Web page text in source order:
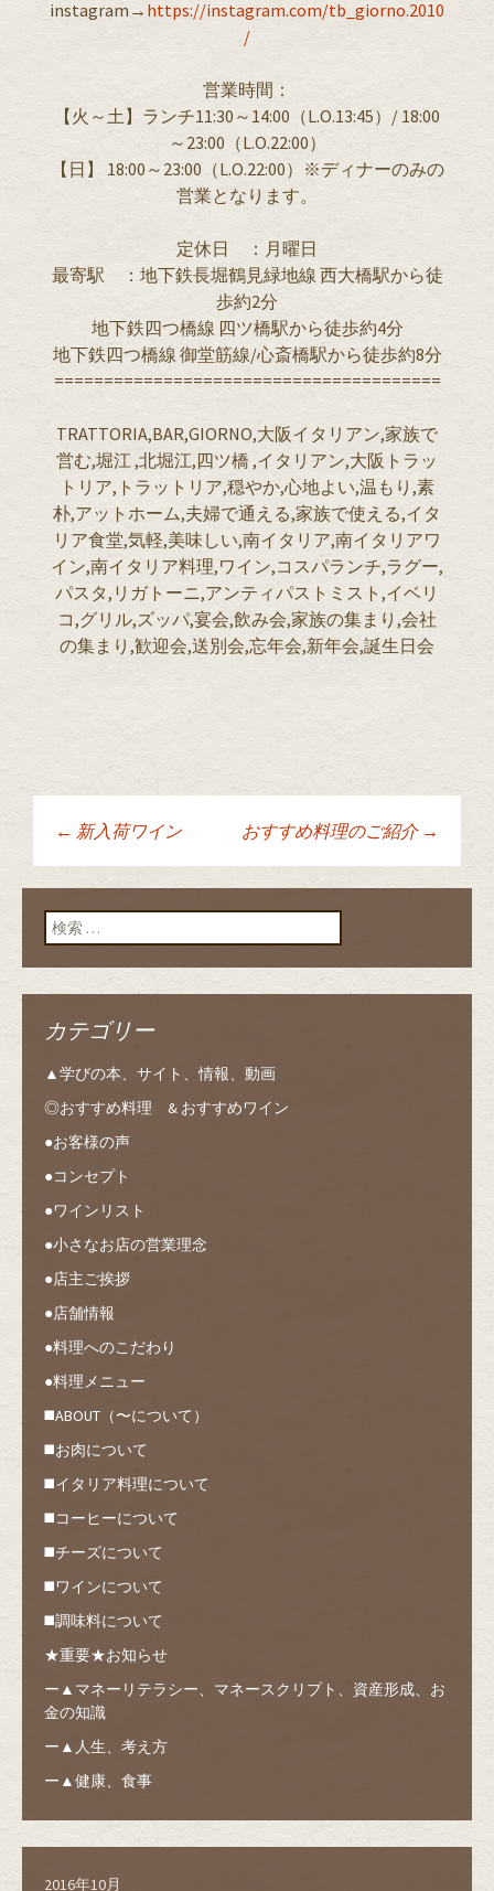
instagram→ https://instagram.com/tb_giorno.2010
/
営業時間：
【火～土】ランチ11:30～14:00（L.O.13:45）/ 18:00
～23:00（L.O.22:00）
【日】 18:00～23:00（L.O.22:00）※ディナーのみの
営業となります。
定休日 ：月曜日
最寄駅 ：地下鉄長堀鶴見緑地線 西大橋駅から徒
歩約2分
地下鉄四つ橋線 四ツ橋駅から徒歩約4分
地下鉄四つ橋線 御堂筋線/心斎橋駅から徒歩約8分
=======================================
TRATTORIA,BAR,GIORNO,大阪イタリアン,家族で
営む,堀江 ,北堀江,四ツ橋 ,イタリアン,大阪トラッ
トリア,トラットリア,穏やか,心地よい,温もり,素
朴,アットホーム,夫婦で通える,家族で使える,イタ
リア食堂,気軽,美味しい,南イタリア,南イタリアワ
イン,南イタリア料理,ワイン,コスパランチ,ラグー,
パスタ,リガトーニ,アンティパストミスト,イベリ
コ,グリル,ズッパ,宴会,飲み会,家族の集まり,会社
の集まり,歓迎会,送別会,忘年会,新年会,誕生日会
投稿ナビゲーショ
ン
← 新入荷ワイン おすすめ料理のご紹介 →
検索:
カテゴリー
▲学びの本、サイト、情報、動画
◎おすすめ料理 & おすすめワイン
●お客様の声
●コンセプト
●ワインリスト
●小さなお店の営業理念
●店主ご挨拶
●店舗情報
●料理へのこだわり
●料理メニュー
◼️ABOUT（〜について）
◼️お肉について
◼️イタリア料理について
◼️コーヒーについて
◼️チーズについて
◼️ワインについて
◼️調味料について
★重要★お知らせ
ー▲マネーリテラシー、マネースクリプト、資産形成、お
金の知識
ー▲人生、考え方
ー▲健康、食事
2016年10月